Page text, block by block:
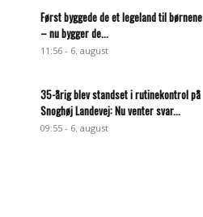
Først byggede de et legeland til børnene
– nu bygger de...
11:56 - 6. august
35-årig blev standset i rutinekontrol på
Snoghøj Landevej: Nu venter svar...
09:55 - 6. august